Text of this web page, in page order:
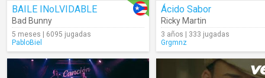
BAILE INoLVIDABLE
Bad Bunny
5 meses | 6095 jugadas
PabloBiel
Ácido Sabor
Ricky Martin
3 años | 333 jugadas
Grgmnz